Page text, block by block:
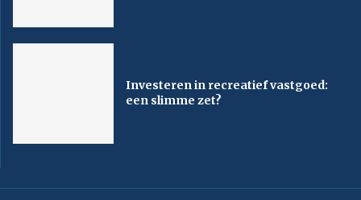
Investeren in recreatief vastgoed:
een slimme zet?